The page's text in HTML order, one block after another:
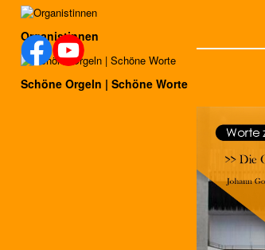
Organistinnen
Schöne Orgeln | Schöne Worte